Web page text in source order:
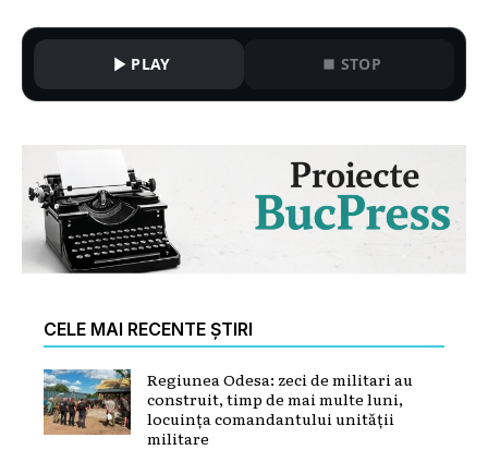
PLAY STOP
CELE MAI RECENTE ȘTIRI
Regiunea Odesa: zeci de militari au
construit, timp de mai multe luni,
locuința comandantului unității
militare